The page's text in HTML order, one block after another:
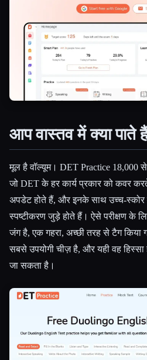
आप वास्तव में क्या पाते
मूल है वॉल्यूम। DET Practice 18,000 से
जो DET के हर कार्य प्रकार को कवर
अपडेट होते हैं, और इनके साथ उच्च-स्कोर
स्पष्टीकरण जुड़े होते हैं। ऐसे परीक्षण के
जंग है, एक गहरा, अच्छी तरह से टैग किया
सबसे उपयोगी चीज़ है, और यही वह
जा सकता है।